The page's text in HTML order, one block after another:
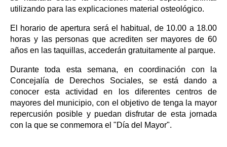
utilizando para las explicaciones material osteológico.
El horario de apertura será el habitual, de 10.00 a 18.00
horas y las personas que acrediten ser mayores de 60
años en las taquillas, accederán gratuitamente al parque.
Durante toda esta semana, en coordinación con la
Concejalía de Derechos Sociales, se está dando a
conocer esta actividad en los diferentes centros de
mayores del municipio, con el objetivo de tenga la mayor
repercusión posible y puedan disfrutar de esta jornada
con la que se conmemora el "Día del Mayor".